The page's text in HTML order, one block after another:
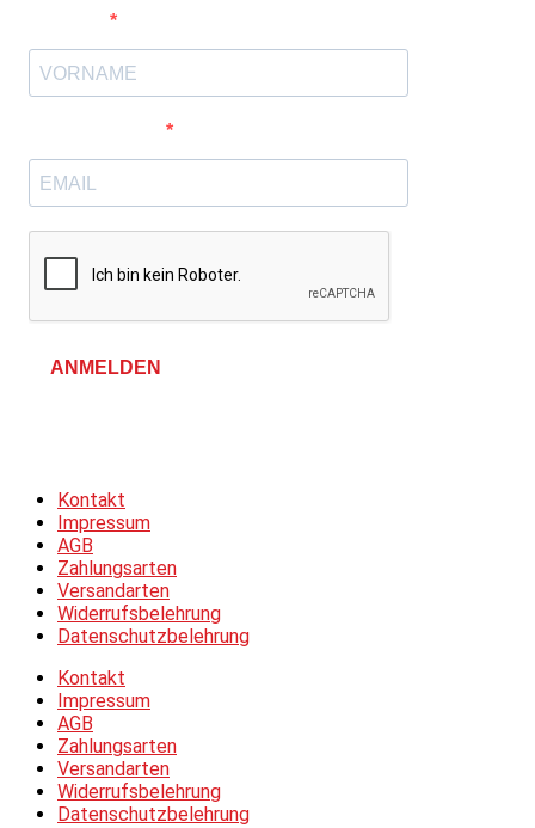
ANMELDEN
Kontakt
Impressum
AGB
Zahlungsarten
Versandarten
Widerrufsbelehrung
Datenschutzbelehrung
Kontakt
Impressum
AGB
Zahlungsarten
Versandarten
Widerrufsbelehrung
Datenschutzbelehrung